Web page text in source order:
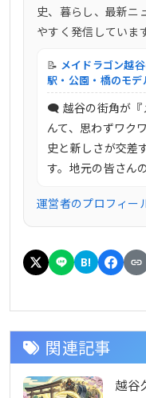
史、暮らし、最新ニ
やすく発信していま
📝 メイドラゴン越
駅・公園・橋のモ
🗨 越谷の街角が『
んて、思わずワク
史と新しさが交差
す。地元の皆さん
運営者のプロフィー
B!
関連記事
越谷